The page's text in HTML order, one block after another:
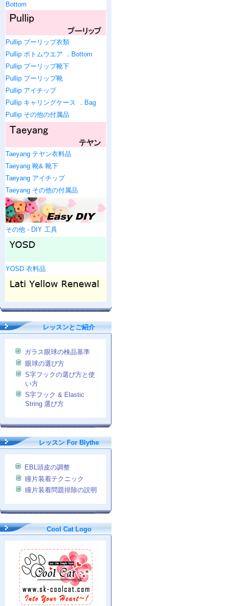
Bottom
Pullip プーリップ衣類
Pullip ボトムウエア ．Bottom
Pullip プーリップ靴下
Pullip プーリップ靴
Pullip アイチップ
Pullip キャリングケース ．Bag
Pullip その他の付属品
Taeyang テヤン衣料品
Taeyang 靴& 靴下
Taeyang アイチップ
Taeyang その他の付属品
その他 - DIY 工具
YOSD 衣料品
レッスンとご紹介
ガラス眼球の検品基準
眼球の選び方
S字フックの選び方と使
い方
S字フック & Elastic
String 選び方
レッスン For Blythe
EBL頭皮の調整
瞳片装着テクニック
瞳片装着問題排除の説明
Cool Cat Logo